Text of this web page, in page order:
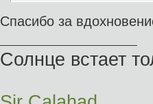
Спасибо за
Солнце встает